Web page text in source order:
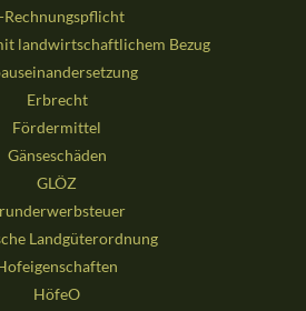
Rechnungspflicht
landwirtschaftlichem Bezug
Erbrecht
Fördermittel
Gänseschäden
GLÖZ
Landgüterordnung
HöfeO